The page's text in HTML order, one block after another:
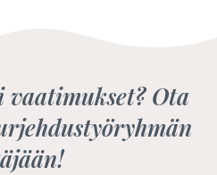
Ota